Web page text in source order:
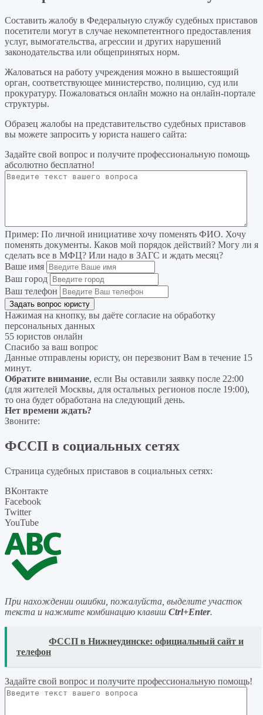
Составить жалобу в Федеральную службу судебных приставов
посетители могут в случае некомпетентного предоставления
услуг, вымогательства, агрессии и других нарушений
законодательства или общепринятых норм.
Жаловаться на работу учреждения можно в вышестоящий
орган, соответствующее министерство, полицию, суд или
прокуратуру. Пожаловаться онлайн можно на онлайн-портале
структуры.
Образец жалобы на представительство судебных приставов
вы можете запросить у юриста нашего сайта:
Задайте свой вопрос и получите профессиональную помощь
абсолютно бесплатно!
Пример: По личной инициативе хочу поменять ФИО. Хочу
поменять документы. Каков мой порядок действий? Могу ли я
сделать все в МФЦ? Или надо в ЗАГС и ждать месяц?
Ваше имя
Ваш город
Ваш телефон
Нажимая на кнопку, вы даёте согласие на обработку
персональных данных
55 юристов онлайн
Спасибо за ваш вопрос
Данные отправлены юристу, он перезвонит Вам в течение 15
минут.
Обратите внимание, если Вы оставили заявку после 22:00
(для жителей Москвы, для остальных регионов после 19:00),
то она будет обработана на следующий день.
Нет времени ждать?
Звоните:
ФССП в социальных сетях
Страница судебных приставов в социальных сетях:
ВКонтакте
Facebook
Twitter
YouTube
При нахождении ошибки, пожалуйста, выделите участок
текста и нажмите комбинацию клавиш Ctrl+Enter.
ФССП в Нижнеудинске: официальный сайт и
телефон
Задайте свой вопрос и получите профессиональную помощь!